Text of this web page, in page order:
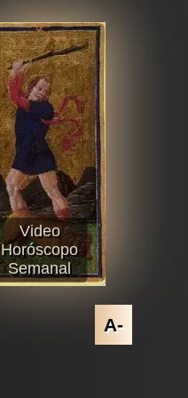
Video
Horóscopo
Semanal
A-